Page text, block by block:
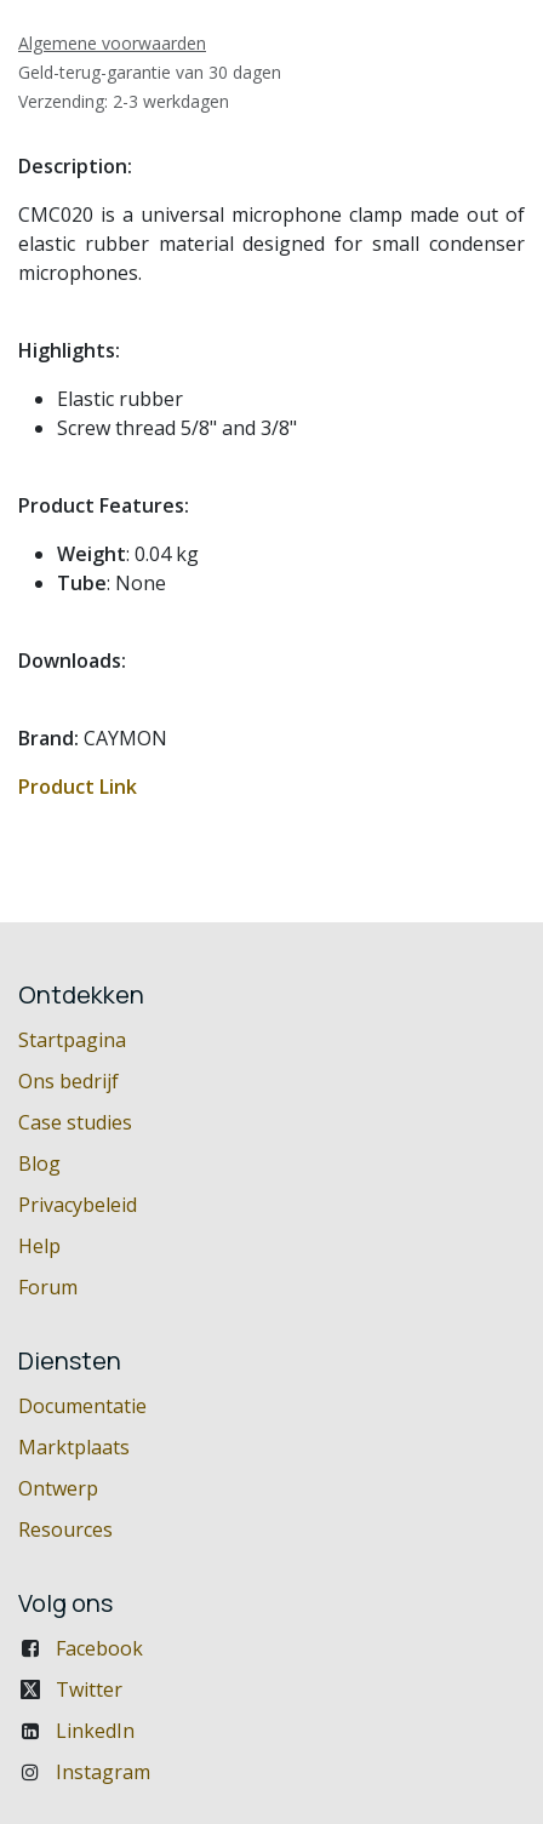
Algemene voorwaarden
Geld-terug-garantie van 30 dagen
Verzending: 2-3 werkdagen
Description:
CMC020 is a universal microphone clamp made out of
elastic rubber material designed for small condenser
microphones.
Highlights:
Elastic rubber
Screw thread 5/8" and 3/8"
Product Features:
Weight: 0.04 kg
Tube: None
Downloads:
Brand: CAYMON
Product Link
Ontdekken
Startpagina
Ons bedrijf
Case studies
Blog
Privacybeleid
Help
Forum
Diensten
Documentatie
Marktplaats
Ontwerp
Resources
Volg ons
Facebook
Twitter
LinkedIn
Instagram